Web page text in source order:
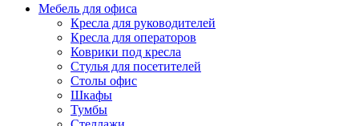
Мебель для офиса
Кресла для руководителей
Кресла для операторов
Коврики под кресла
Стулья для посетителей
Столы офис
Шкафы
Тумбы